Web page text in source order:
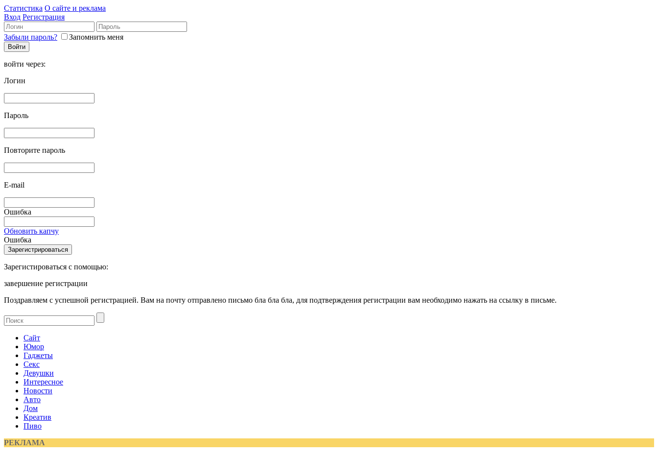
Статистика О сайте и реклама
Вход Регистрация
Забыли пароль? Запомнить меня
войти через:
Логин
Пароль
Повторите пароль
E-mail
Ошибка
Обновить капчу
Ошибка
Зарегистироваться с помощью:
завершение регистрации
Поздравляем с успешной регистрацией. Вам на почту отправлено письмо бла бла бла, для подтверждения регистрации вам необходимо нажать на ссылку в письме.
Сайт
Юмор
Гаджеты
Секс
Девушки
Интересное
Новости
Авто
Дом
Креатив
Пиво
РЕКЛАМА